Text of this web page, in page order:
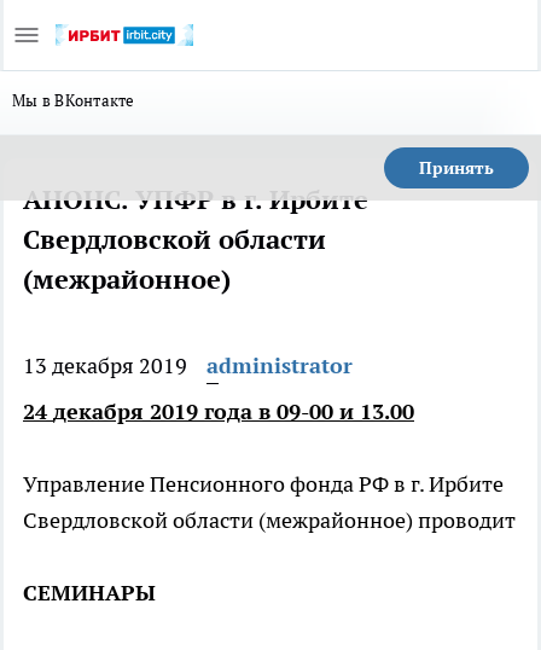
Мы в ВКонтакте
Принять
АНОНС. УПФР в г. Ирбите
Свердловской области
(межрайонное)
13 декабря 2019
administrator
24 декабря 2019 года в 09-00 и 13.00
Управление Пенсионного фонда РФ в г. Ирбите
Свердловской области (межрайонное) проводит
СЕМИНАРЫ